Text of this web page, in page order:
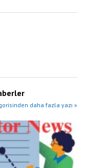
daha fazla yazı »